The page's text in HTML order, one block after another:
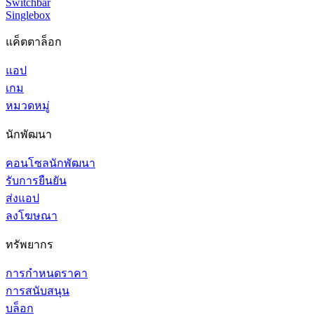
Singlebox
แค็ตตาล็อก
แอป
เกม
หมวดหมู่
นักพัฒนา
คอนโซลนักพัฒนา
รับการยืนยัน
ส่งแอป
ลงโฆษณา
ทรัพยากร
การกำหนดราคา
การสนับสนุน
บล็อก